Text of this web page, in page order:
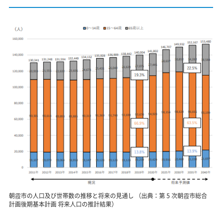
朝霞市の人口及び世帯数の推移と将来の見通し （出典：第 5 次朝霞市総合
計画後期基本計画 将来人口の推計結果）